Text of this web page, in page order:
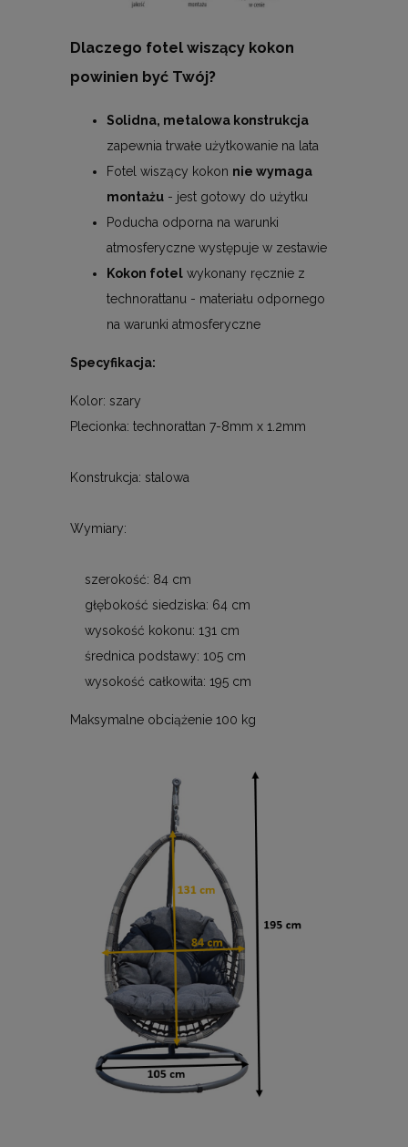
Dlaczego fotel wiszący kokon
powinien być Twój?
Solidna, metalowa konstrukcja
zapewnia trwałe użytkowanie na lata
Fotel wiszący kokon nie wymaga
montażu - jest gotowy do użytku
Poducha odporna na warunki
atmosferyczne występuje w zestawie
Kokon fotel wykonany ręcznie z
technorattanu - materiału odpornego
na warunki atmosferyczne
Specyfikacja:
Kolor: szary
Plecionka: technorattan 7-8mm x 1.2mm
Konstrukcja: stalowa
Wymiary:
szerokość: 84 cm
głębokość siedziska: 64 cm
wysokość kokonu: 131 cm
średnica podstawy: 105 cm
wysokość całkowita: 195 cm
Maksymalne obciążenie 100 kg